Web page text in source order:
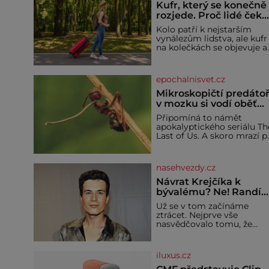
Kufr, který se konečně
rozjede. Proč lidé čekají
na kolečka téměř pět
tisíc let?
Kolo patří k nejstarším
vynálezům lidstva, ale kufr
na kolečkách se objevuje
v rukou, na zádech nebo je
nakládají na povozy. Stačí
přitom jediný nápad,
připevnit ke kufru kolečka.
dlouho nedostane. Až
jednou se na letišti ozve
věta, která změní
epochalnisvet.cz
Mikroskopičtí
v mozku si vodí oběť
jako loutku
Připomíná to námět
apokalyptického seriálu
Last of Us. A skoro mrazí
běžně – s tím rozdílem, že
nejde pouze o infekce
parazitickou houbou a že
predátor dokáže ovládat jen
vývojově nesrovnatelně
jednodušší živočichy, než je
člověk. Najít skutečné
zombie není nic
nasehvezdy.cz
Návrat Krejčíka k
bývalému? Ne! Randí
už s jiným!
Už se v tom začínáme
ztrácet. Nejprve vše
nasvědčovalo tomu, že
krachu manželství s
ředitelem školy Jiřím
iluxus.cz